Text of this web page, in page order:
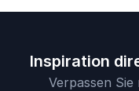
Inspiration
Verpassen